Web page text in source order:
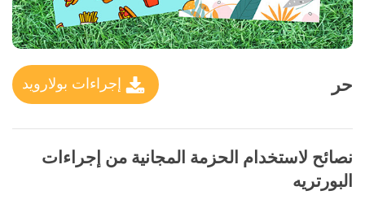
حر إجراءات بولارويد
نصائح لاستخدام الحزمة المجانية من إجراءات
البورتريه